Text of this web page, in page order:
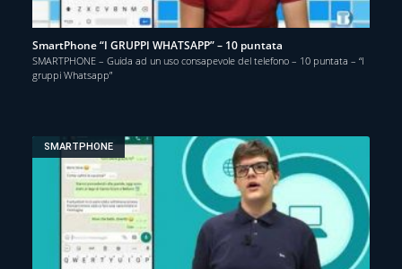
SmartPhone “I GRUPPI WHATSAPP” – 10 puntata
SMARTPHONE – Guida ad un uso consapevole del telefono – 10 puntata – “I
gruppi Whatsapp”
SMARTPHONE